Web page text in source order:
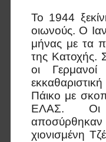
Το 1944
οιωνούς. Ο
μήνας με τα
της Κατοχής.
οι
Πάικο με
ΕΛΑΣ. Οι
αποσύρθηκαν
χιονισμένη